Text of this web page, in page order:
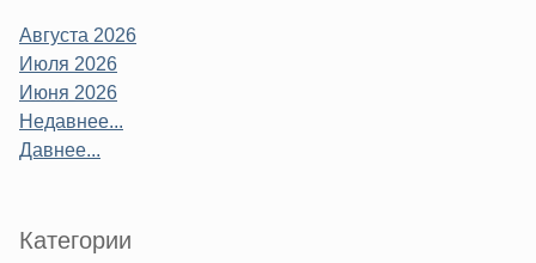
Августа 2026
Июля 2026
Июня 2026
Недавнее...
Давнее...
Категории